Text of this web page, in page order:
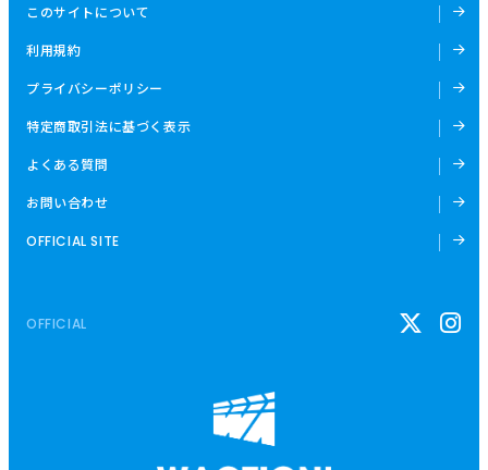
このサイトについて
利用規約
プライバシーポリシー
特定商取引法に基づく表示
よくある質問
お問い合わせ
OFFICIAL SITE
OFFICIAL